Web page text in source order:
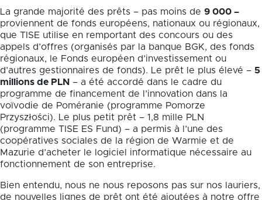
La grande majorité des prêts – pas moins de 9 000 –
proviennent de fonds européens, nationaux ou régionaux,
que TISE utilise en remportant des concours ou des
appels d’offres (organisés par la banque BGK, des fonds
régionaux, le Fonds européen d’investissement ou
d’autres gestionnaires de fonds). Le prêt le plus élevé – 5
millions de PLN – a été accordé dans le cadre du
programme de financement de l’innovation dans la
voïvodie de Poméranie (programme Pomorze
Przyszłości). Le plus petit prêt – 1,8 mille PLN
(programme TISE ES Fund) – a permis à l’une des
coopératives sociales de la région de Warmie et de
Mazurie d’acheter le logiciel informatique nécessaire au
fonctionnement de son entreprise.
Bien entendu, nous ne nous reposons pas sur nos lauriers,
de nouvelles lignes de prêt ont été ajoutées à notre offre